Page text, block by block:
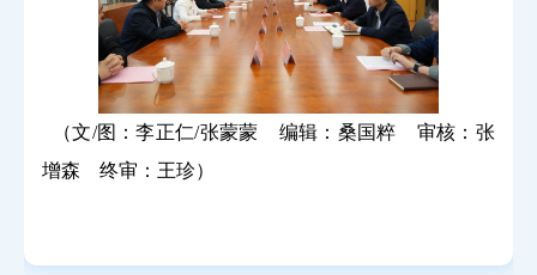
（文/图：李正仁/张蒙蒙 编辑：桑国粹 审核：张
增森 终审：王珍）